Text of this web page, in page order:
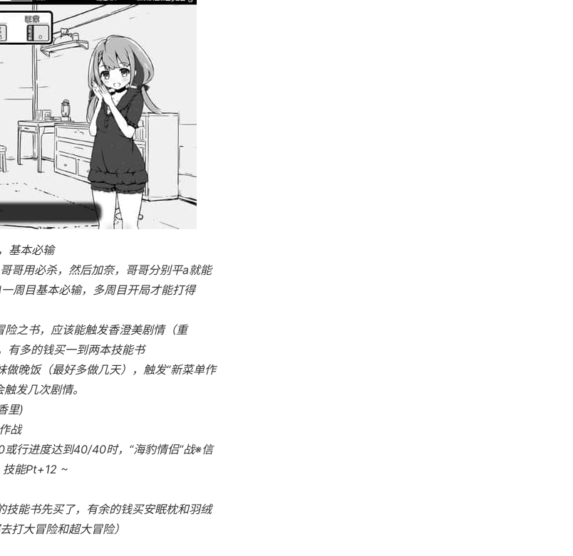
基本必输
哥用必杀，然后加奈，哥哥分别平a就能
周目基本必输，多周目开局才能打得
之书，应该能触发香澄美剧情（重
有多的钱买一到两本技能书
晚饭（最好多做几天），触发“新菜单作
发几次剧情。
里)
战
行进度达到40/40时，“海豹情侣”战※信
能Pt+12 ~
能书先买了，有余的钱买安眠枕和羽绒
打大冒险和超大冒险）